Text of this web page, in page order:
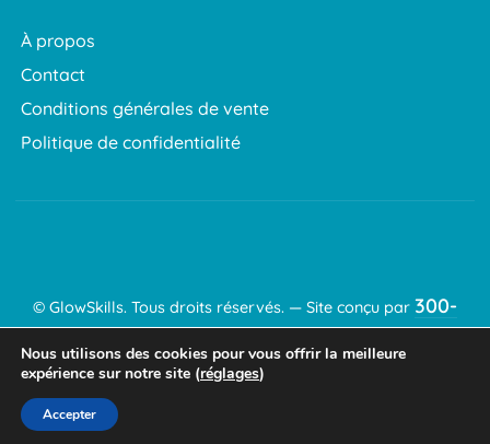
À propos
Contact
Conditions générales de vente
Politique de confidentialité
© GlowSkills. Tous droits réservés. — Site conçu par 300-
Nous utilisons des cookies pour vous offrir la meilleure
expérience sur notre site (réglages)
Accepter